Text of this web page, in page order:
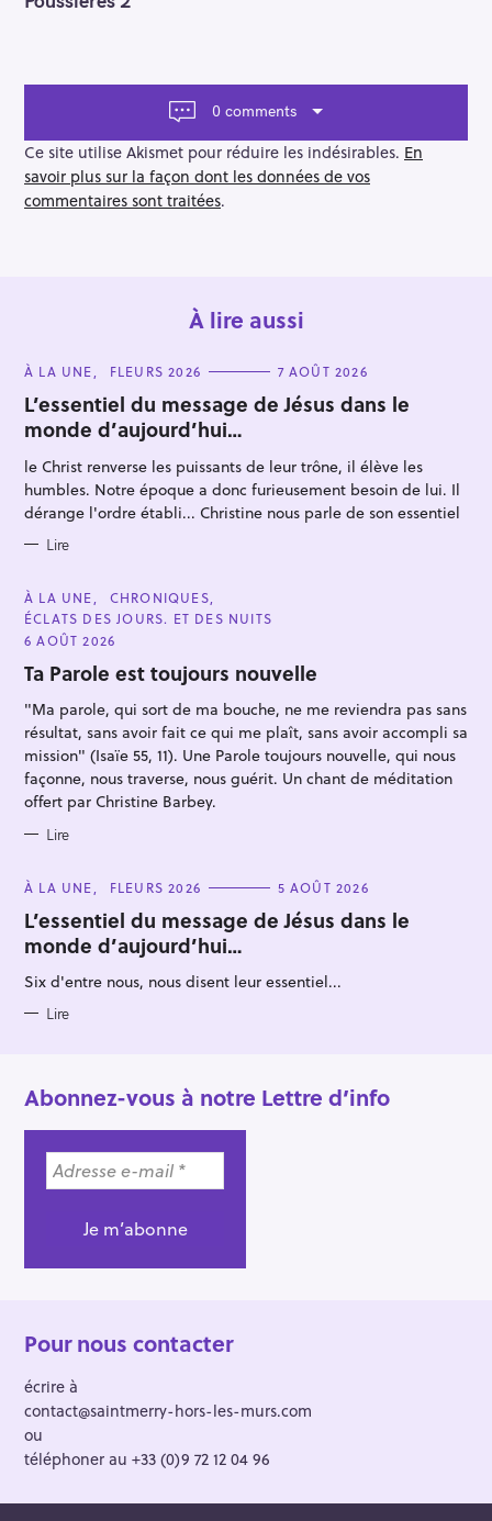
s
a
g
a
t
i
0 comments
Ce site utilise Akismet pour réduire les indésirables. En
savoir plus sur la façon dont les données de vos
commentaires sont traitées.
À lire aussi
C
T
E
G
O
R
I
E
S
À LA UNE FLEURS 2026 7 AOÛT 2026
L’essentiel du message de Jésus dans le
monde d’aujourd’hui…
le Christ renverse les puissants de leur trône, il élève les
humbles. Notre époque a donc furieusement besoin de lui. Il
dérange l'ordre établi... Christine nous parle de son essentiel
Lire
C
A
T
E
O
R
E
À LA UNE
CHRONIQUES
ÉCLATS DES JOURS. ET DES NUITS
6 AOÛT 2026
Ta Parole est toujours nouvelle
"Ma parole, qui sort de ma bouche, ne me reviendra pas sans
résultat, sans avoir fait ce qui me plaît, sans avoir accompli sa
mission" (Isaïe 55, 11). Une Parole toujours nouvelle, qui nous
façonne, nous traverse, nous guérit. Un chant de méditation
offert par Christine Barbey.
Lire
C
T
E
G
O
I
S
À LA UNE FLEURS 2026 5 AOÛT 2026
L’essentiel du message de Jésus dans le
monde d’aujourd’hui…
Six d'entre nous, nous disent leur essentiel...
Lire
Abonnez-vous à notre Lettre d’info
Pour nous contacter
écrire à
contact@saintmerry-hors-les-murs.com
ou
téléphoner au +33 (0)9 72 12 04 96
R
e
c
h
e
r
c
e
r